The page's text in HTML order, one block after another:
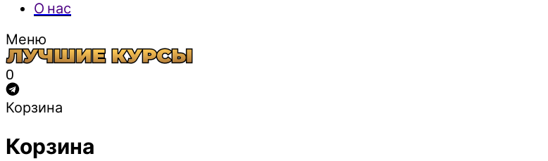
О нас
Меню
0
Корзина
Корзина